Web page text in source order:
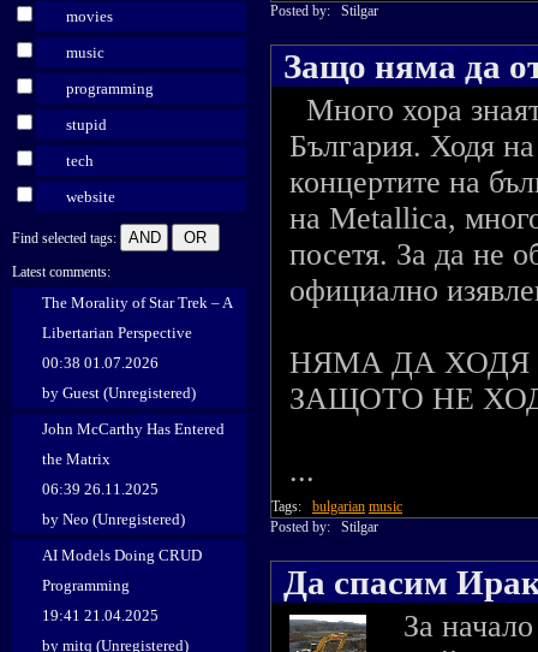
movies
music
programming
stupid
tech
website
Find selected tags:
Latest comments:
The Morality of Star Trek – A
Libertarian Perspective
00:38 01.07.2026
by Guest (Unregistered)
John McCarthy Has Entered
the Matrix
06:39 26.11.2025
by Neo (Unregistered)
AI Models Doing CRUD
Programming
19:41 21.04.2025
by mitq (Unregistered)
Posted by: Stilgar
Защо няма да
Много хора
България. Ходя
концертите на
на Metallica,
посетя. За да не
официално
НЯМА ДА ХОДЯ
ЗАЩОТО НЕ
...
Tags: bulgarian music
Posted by: Stilgar
Да спасим
За начало